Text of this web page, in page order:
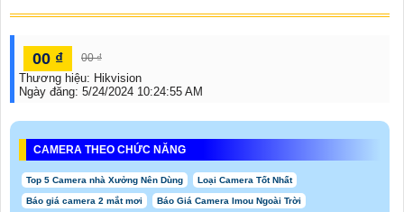
00 ₫ 00 ₫
Thương hiệu: Hikvision
Ngày đăng: 5/24/2024 10:24:55 AM
CAMERA THEO CHỨC NĂNG
Top 5 Camera nhà Xưởng Nên Dùng Loại Camera Tốt Nhất
Báo giá camera 2 mắt mơi Báo Giá Camera Imou Ngoài Trời